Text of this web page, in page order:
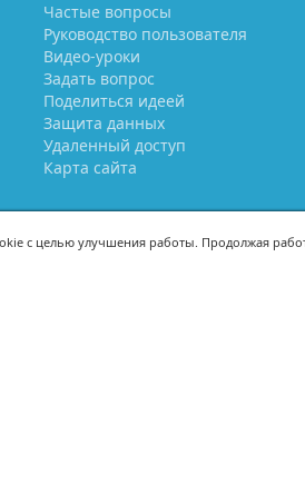
Частые вопросы
Руководство пользователя
Видео-уроки
Задать вопрос
Поделиться идеей
Защита данных
Удаленный доступ
Карта сайта
с целью улучшения работы. Продолжая